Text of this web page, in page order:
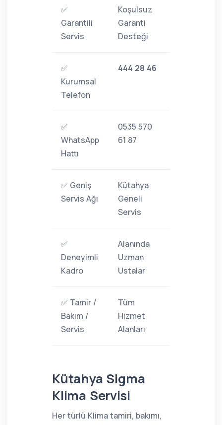
✅
Garantili
Servis
Koşulsuz
Garanti
Desteği
✅
Kurumsal
Telefon
444 28 46
✅
WhatsApp
Hattı
0535 570
61 87
✅ Geniş
Servis Ağı
Kütahya
Geneli
Servis
✅
Deneyimli
Kadro
Alanında
Uzman
Ustalar
✅ Tamir /
Bakım /
Servis
Tüm
Hizmet
Alanları
Kütahya Sigma
Klima Servisi
Her türlü Klima tamiri, bakımı,